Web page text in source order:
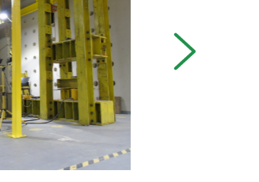
next